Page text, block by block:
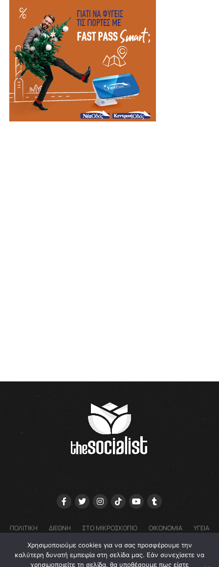
ΠΟΛΙΤΙΚΗ ΔΙΕΘΝΗ ΣΤΟ ΜΙΚΡΟΣΚΟΠΙΟ ΟΙΚΟΝΟΜΙΑ
ΥΓΕΙΑ
ΓΝΩΜΕΣ
COOKIE POLICY (EU) – ΠΟΛΙΤΙΚΗ ΑΠΟΡΡΗΤΟΥ
EMAIL: GRTHESOCIALIST@GMAIL.COM
Χρησιμοποιούμε cookies για να σας προσφέρουμε την
καλύτερη δυνατή εμπειρία στη σελίδα μας. Εάν συνεχίσετε να
χρησιμοποιείτε τη σελίδα, θα υποθέσουμε πως είστε